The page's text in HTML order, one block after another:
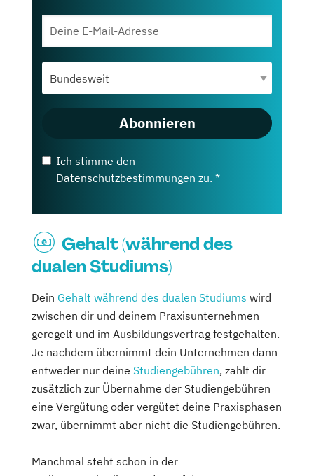
Abonnieren
Ich stimme den
Datenschutzbestimmungen zu. *
Gehalt (während des
dualen Studiums)
Dein Gehalt während des dualen Studiums wird
zwischen dir und deinem Praxisunternehmen
geregelt und im Ausbildungsvertrag festgehalten.
Je nachdem übernimmt dein Unternehmen dann
entweder nur deine Studiengebühren, zahlt dir
zusätzlich zur Übernahme der Studiengebühren
eine Vergütung oder vergütet deine Praxisphasen
zwar, übernimmt aber nicht die Studiengebühren.
Manchmal steht schon in der